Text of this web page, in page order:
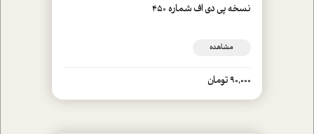
نسخه پي دي اف شماره 450
مشاهده
90,000 تومان